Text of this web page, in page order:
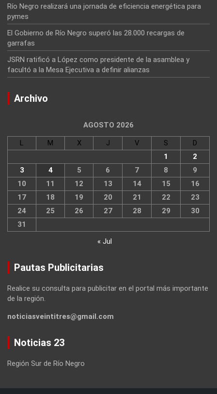
Río Negro realizará una jornada de eficiencia energética para
pymes
El Gobierno de Río Negro superó las 28.000 recargas de
garrafas
JSRN ratificó a López como presidente de la asamblea y
facultó a la Mesa Ejecutiva a definir alianzas
Archivo
AGOSTO 2026
L M X J V S
D
1
2
3
4 5 6 7 8
9
10
11 12 13 14 15
16
17
18 19 20 21 22
23
24
25 26 27 28 29
30
31
« Jul
Pautas Publicitarias
Realice su consulta para publicitar en el portal más importante
de la región.
noticiasveintitres@gmail.com
Noticias 23
Región Sur de Río Negro